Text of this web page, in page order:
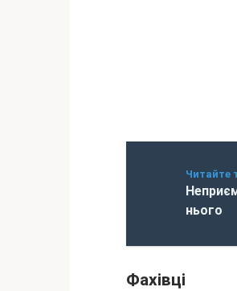
Читайте
нього
Фахівці